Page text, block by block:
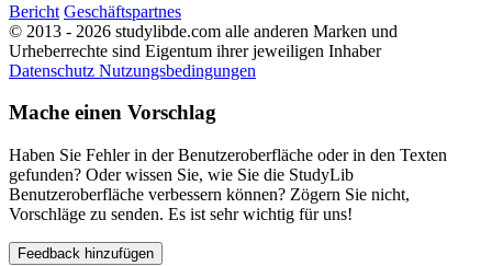
Bericht Geschäftspartnes
© 2013 - 2026 studylibde.com alle anderen Marken und
Urheberrechte sind Eigentum ihrer jeweiligen Inhaber
Datenschutz Nutzungsbedingungen
Mache einen Vorschlag
Haben Sie Fehler in der Benutzeroberfläche oder in den Texten
gefunden? Oder wissen Sie, wie Sie die StudyLib
Benutzeroberfläche verbessern können? Zögern Sie nicht,
Vorschläge zu senden. Es ist sehr wichtig für uns!
Feedback hinzufügen